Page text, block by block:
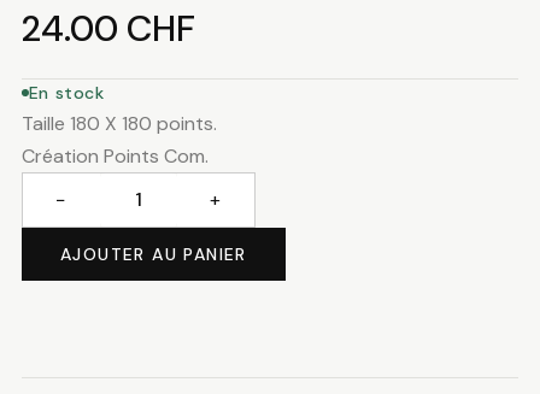
24.00 CHF
En stock
Taille 180 X 180 points.
Création Points Com.
Le
− +
AJOUTER AU PANIER